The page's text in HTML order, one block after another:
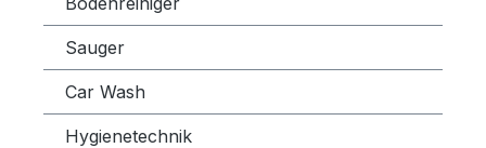
Sauger
Car Wash
Hygienetechnik